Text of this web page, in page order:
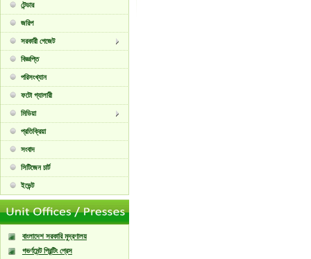
টেন্ডার
জরিপ
সরকারী গেজেট
বিজ্ঞপ্তি
পরিসংখ্যান
ফটো গ্যালারী
মিডিয়া
প্রতিক্রিয়া
সংবাদ
সিটিজেন চার্ট
ইভেন্ট
বাংলাদেশ সরকারি মুদ্রণালয়
গভর্ণমেন্ট প্রিন্টিং প্রেস